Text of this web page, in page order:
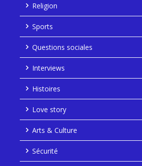
Religion
Sports
Questions sociales
Interviews
Histoires
Love story
Arts & Culture
Sécurité